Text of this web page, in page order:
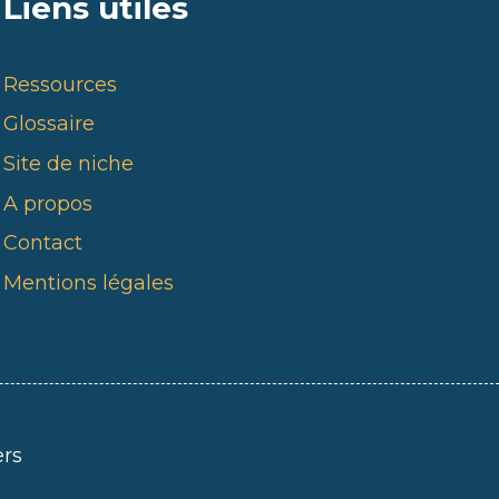
Liens utiles
Ressources
Glossaire
Site de niche
A propos
Contact
Mentions légales